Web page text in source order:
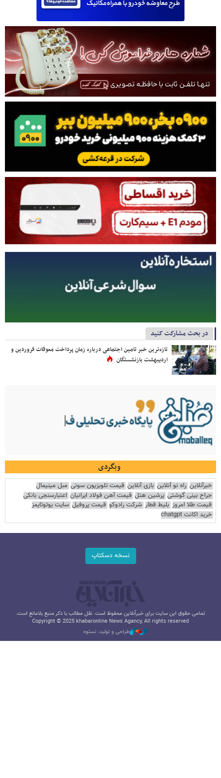
در بحث مشارکت کنید
تازه‌ترین خبر تامین اجتماعی درباره زمان پرداخت معوقات فروردین و
اردیبهشت بازنشستگان
وبگردی
خبرآنلاین راه نو آنلاین بازی آنلاین قیمت تلویزیون سونی مبل مینیمال
جراح بینی گوشتی پرشین هتل قیمت آهن فولاد ایرانیان اعتبارسنجی بانکی
قیمت طلا امروز بلیط قطار شرکت رادوکو قیمت پروفیل سایت یوتوتایمز
خرید اکانت chatgpt
نسخه دسکتاپ
تمامی حقوق این سایت برای خبرآنلاین محفوظ است. نقل مطالب با ذکر منبع بلامانع است.
Copyright © 2025 khabaronline News Agancy, All rights reserved
طراحی و تولید: نستوه